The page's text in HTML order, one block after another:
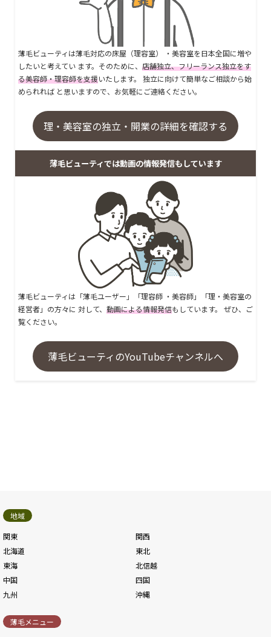
薄毛ビューティは薄毛対応の床屋（理容室） ・美容室を日本全国に増や
したいと考えてい ます。そのために、 店舗独立、フリーランス独立をす
る美容師・理容師を支援いたします。 独立に向けて簡単なご相談から始
められれば と思いますので、お気軽にご連絡ください。
理・美容室の独立・開業の詳細を確認する
薄毛ビューティでは動画の情報発信もしています
薄毛ビューティは「薄毛ユーザー」「理容師 ・美容師」「理・美容室の
経営者」の方々に 対して、 動画による情報発信もしています。 ぜひ、ご
覧ください。
薄毛ビューティのYouTubeチャンネルへ
地域
関東
関西
北海道
東北
東海
北信越
中国
四国
九州
沖縄
薄毛メニュー